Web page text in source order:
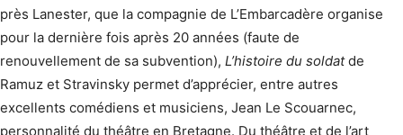
près Lanester, que la compagnie de L’Embarcadère organise
pour la dernière fois après 20 années (faute de
renouvellement de sa subvention), L’histoire du soldatde
Ramuz et Stravinsky permet d’apprécier, entre autres
excellents comédiens et musiciens, Jean Le Scouarnec,
personnalité du théâtre en Bretagne. Du théâtre et de l’art